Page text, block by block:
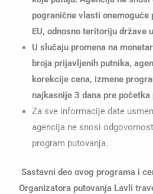
pogranične vlasti
EU, odnosno teritoriju države
U slučaju promena na
broja prijavljenih putnika,
korekcije cena, izmene
najkasnije 3 dana pre početka
Za sve informacije date
agencija ne snosi
program putovanja.
Sastavni deo ovog programa i
Organizatora putovanja Lavli